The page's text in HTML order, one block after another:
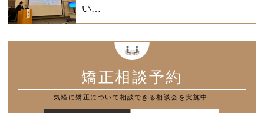
い…
矯正相談予約
気軽に矯正について相談できる相談会を実施中!